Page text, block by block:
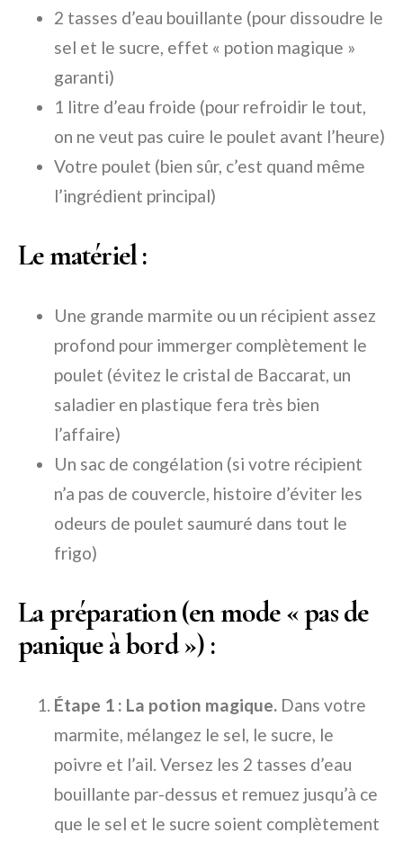
2 tasses d’eau bouillante (pour dissoudre le
sel et le sucre, effet « potion magique »
garanti)
1 litre d’eau froide (pour refroidir le tout,
on ne veut pas cuire le poulet avant l’heure)
Votre poulet (bien sûr, c’est quand même
l’ingrédient principal)
Le matériel :
Une grande marmite ou un récipient assez
profond pour immerger complètement le
poulet (évitez le cristal de Baccarat, un
saladier en plastique fera très bien
l’affaire)
Un sac de congélation (si votre récipient
n’a pas de couvercle, histoire d’éviter les
odeurs de poulet saumuré dans tout le
frigo)
La préparation (en mode « pas de
panique à bord ») :
Étape 1 : La potion magique. Dans votre
marmite, mélangez le sel, le sucre, le
poivre et l’ail. Versez les 2 tasses d’eau
bouillante par-dessus et remuez jusqu’à ce
que le sel et le sucre soient complètement